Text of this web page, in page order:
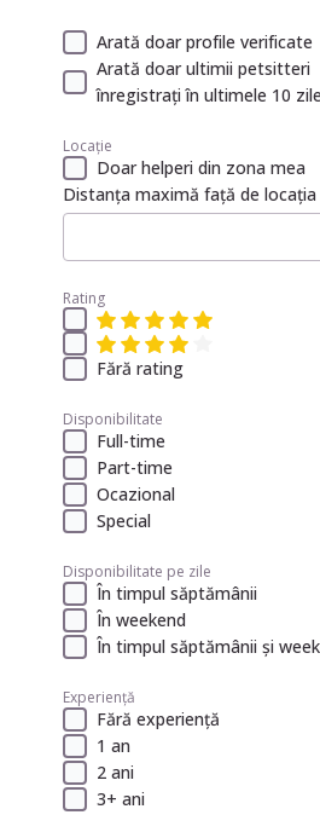
Arată doar profile verificate
Arată doar ultimii petsitteri
înregistrați în ultimele 10 zile
Locație
Doar helperi din zona mea
Distanța maximă față de locația
Rating
Fără rating
Disponibilitate
Full-time
Part-time
Ocazional
Special
Disponibilitate pe zile
În timpul săptămânii
În weekend
În timpul săptămânii și
Experiență
Fără experiență
1 an
2 ani
3+ ani